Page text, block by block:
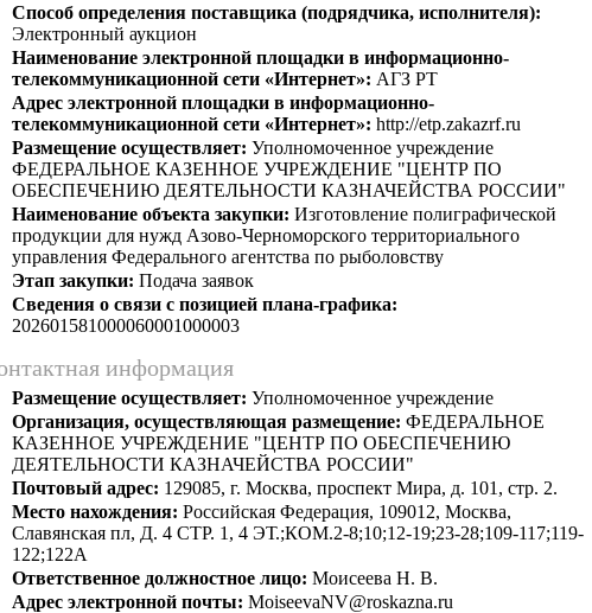
Способ определения поставщика (подрядчика, исполнителя):
Электронный аукцион
Наименование электронной площадки в информационно-
телекоммуникационной сети «Интернет»: АГЗ РТ
Адрес электронной площадки в информационно-
телекоммуникационной сети «Интернет»: http://etp.zakazrf.ru
Размещение осуществляет: Уполномоченное учреждение
ФЕДЕРАЛЬНОЕ КАЗЕННОЕ УЧРЕЖДЕНИЕ "ЦЕНТР ПО
ОБЕСПЕЧЕНИЮ ДЕЯТЕЛЬНОСТИ КАЗНАЧЕЙСТВА РОССИИ"
Наименование объекта закупки: Изготовление полиграфической
продукции для нужд Азово-Черноморского территориального
управления Федерального агентства по рыболовству
Этап закупки: Подача заявок
Сведения о связи с позицией плана-графика:
202601581000060001000003
информация
Размещение осуществляет: Уполномоченное учреждение
Организация, осуществляющая размещение: ФЕДЕРАЛЬНОЕ
КАЗЕННОЕ УЧРЕЖДЕНИЕ "ЦЕНТР ПО ОБЕСПЕЧЕНИЮ
ДЕЯТЕЛЬНОСТИ КАЗНАЧЕЙСТВА РОССИИ"
Почтовый адрес: 129085, г. Москва, проспект Мира, д. 101, стр. 2.
Место нахождения: Российская Федерация, 109012, Москва,
Славянская пл, Д. 4 СТР. 1, 4 ЭТ.;КОМ.2-8;10;12-19;23-28;109-117;119-
122;122А
Ответственное должностное лицо: Моисеева Н. В.
Адрес электронной почты: MoiseevaNV@roskazna.ru